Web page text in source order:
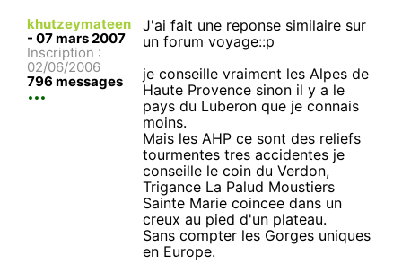
khutzeymateen
- 07 mars 2007
Inscription :
02/06/2006
796 messages
J'ai fait une reponse similaire sur
un forum voyage::p
je conseille vraiment les Alpes de
Haute Provence sinon il y a le
pays du Luberon que je connais
moins.
Mais les AHP ce sont des reliefs
tourmentes tres accidentes je
conseille le coin du Verdon,
Trigance La Palud Moustiers
Sainte Marie coincee dans un
creux au pied d'un plateau.
Sans compter les Gorges uniques
en Europe.